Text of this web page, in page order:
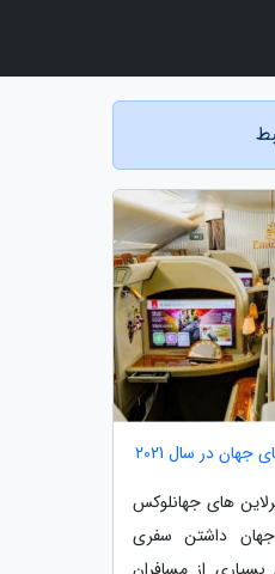
در سال 2021
های جهانلوکس
جهان داشتن سفری